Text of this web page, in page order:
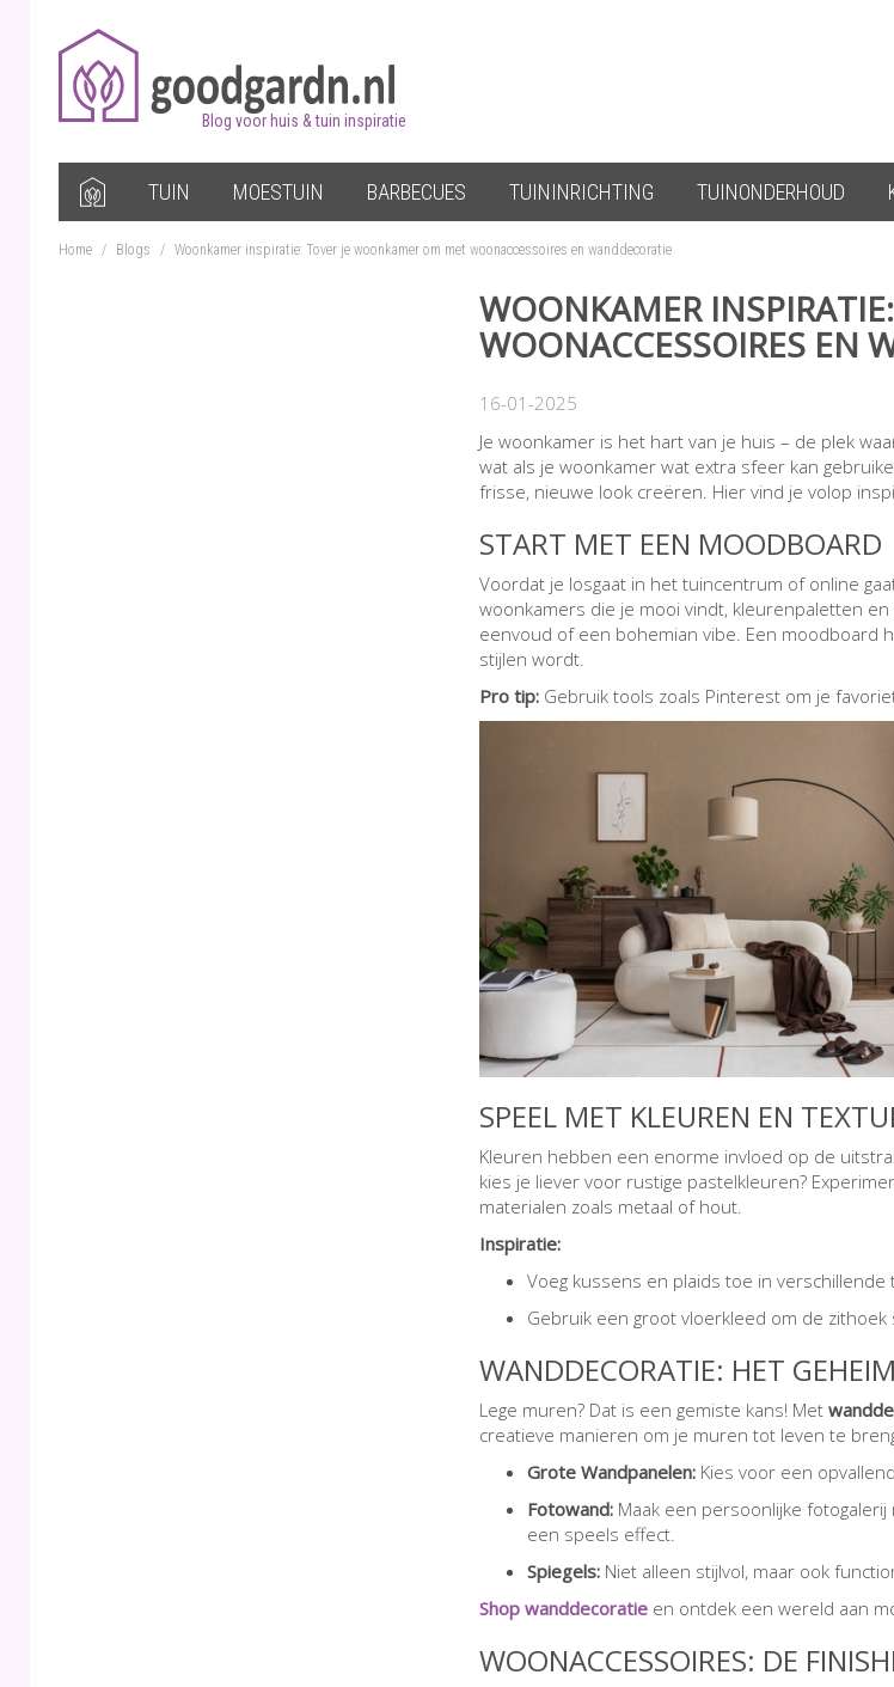
Blog voor huis & tuin inspiratie
TUIN MOESTUIN BARBECUES TUININRICHTING TUINONDERHOUD
Home / Blogs / Woonkamer inspiratie: Tover je woonkamer om met woonaccessoires en wanddecoratie
WOONKAMER
WOONACCESSOIRES EN
16-01-2025
Je woonkamer is het hart van je huis – de plek
wat als je woonkamer wat extra sfeer kan
frisse, nieuwe look creëren. Hier vind je volop
START MET EEN MOODBOARD
Voordat je losgaat in het tuincentrum of online
woonkamers die je mooi vindt, kleurenpaletten
eenvoud of een bohemian vibe. Een moodboard
stijlen wordt.
Pro tip: Gebruik tools zoals Pinterest om je
SPEEL MET KLEUREN EN
Kleuren hebben een enorme invloed op de
kies je liever voor rustige pastelkleuren?
materialen zoals metaal of hout.
Inspiratie:
Voeg kussens en plaids toe in
Gebruik een groot vloerkleed om de
WANDDECORATIE: HET
Lege muren? Dat is een gemiste kans! Met
creatieve manieren om je muren tot leven te
Grote Wandpanelen: Kies voor een
Fotowand: Maak een persoonlijke
een speels effect.
Spiegels: Niet alleen stijlvol, maar ook
Shop wanddecoratie en ontdek een wereld aan
WOONACCESSOIRES: DE